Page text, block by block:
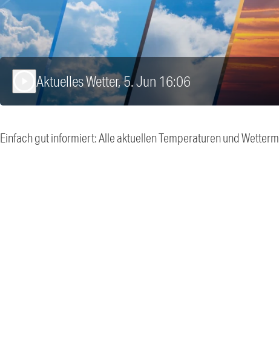
Aktuelles Wetter, 5. Jun 16:06
Einfach gut informiert: Alle aktuellen Temperaturen und